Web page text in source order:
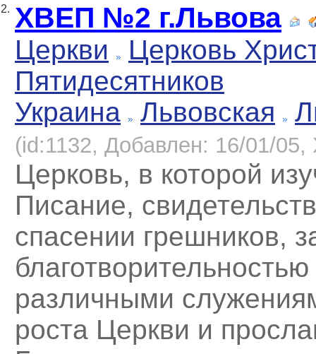
2. ХВЕП №2 г.Львова
Церкви
Церковь
Пятидесятников
Украина
Львовская
(id:1132, Добавлен: 16/01/05,
Церковь, в которой
Писание,
спасении грешников,
различными
роста Церкви и